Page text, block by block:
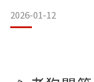
行為，
都遊走在「灰色地帶
2026-01-12